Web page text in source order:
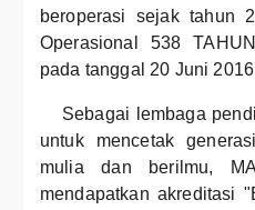
beroperasi sejak tahun
Operasional 538
pada tanggal 20 Juni
Sebagai lembaga
untuk mencetak
mulia dan berilmu,
mendapatkan akreditasi